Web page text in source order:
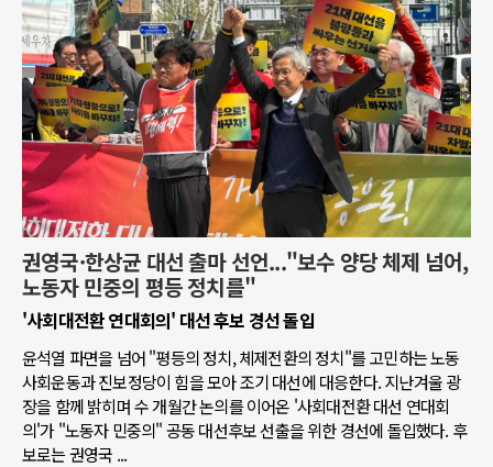
권영국·한상균 대선 출마 선언..."보수 양당 체제 넘어,
노동자 민중의 평등 정치를"
'사회대전환 연대회의' 대선 후보 경선 돌입
윤석열 파면을 넘어 "평등의 정치, 체제전환의 정치"를 고민하는 노동
사회운동과 진보정당이 힘을 모아 조기 대선에 대응한다. 지난겨울 광
장을 함께 밝히며 수 개월간 논의를 이어온 '사회대전환 대선 연대회
의'가 "노동자 민중의" 공동 대선후보 선출을 위한 경선에 돌입했다. 후
보로는 권영국 ...